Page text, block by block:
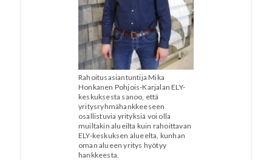
Rahoitusasiantuntija Mika
Honkanen Pohjois-Karjalan ELY-
keskuksesta sanoo, että
yritysryhmähankkeeseen
osallistuvia yrityksiä voi olla
muiltakin alueilta kuin rahoittavan
ELY-keskuksen alueelta, kunhan
oman alueen yritys hyötyy
hankkeesta.